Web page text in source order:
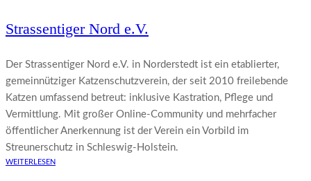
Strassentiger Nord e.V.
Der Strassentiger Nord e.V. in Norderstedt ist ein etablierter,
gemeinnütziger Katzenschutzverein, der seit 2010 freilebende
Katzen umfassend betreut: inklusive Kastration, Pflege und
Vermittlung. Mit großer Online-Community und mehrfacher
öffentlicher Anerkennung ist der Verein ein Vorbild im
Streunerschutz in Schleswig-Holstein.
WEITERLESEN